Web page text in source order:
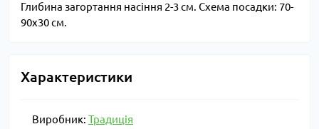
Глибина загортання насіння 2-3 см. Схема посадки: 70-
90х30 см.
Характеристики
Виробник: Традиція